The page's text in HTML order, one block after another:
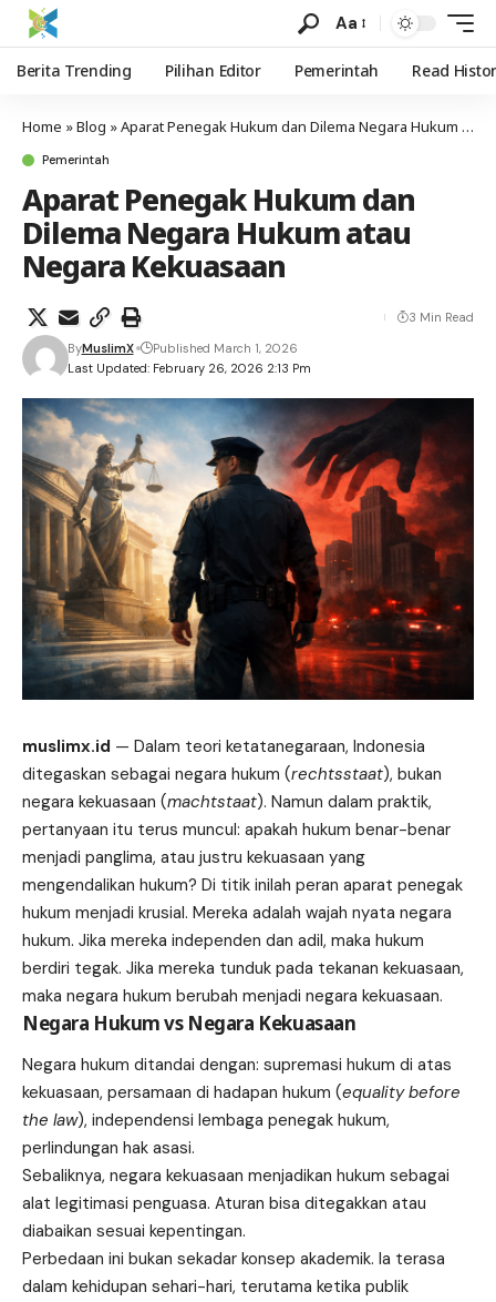
Aa
Berita Trending Pilihan Editor Pemerintah Read
Home »Blog »Aparat Penegak Hukum dan Dilema Negara Hukum atau Negara Kekuasaan
Pemerintah
Aparat Penegak Hukum dan
Dilema Negara Hukum atau
Negara Kekuasaan
Last Updated: February 26, 2026 2:13 Pm
ByMuslimX Published March 1, 2026
3 Min Read
muslimx.id — Dalam teori ketatanegaraan, Indonesia
ditegaskan sebagai negara hukum (rechtsstaat), bukan
negara kekuasaan (machtstaat). Namun dalam praktik,
pertanyaan itu terus muncul: apakah hukum benar-benar
menjadi panglima, atau justru kekuasaan yang
mengendalikan hukum? Di titik inilah peran aparat penegak
hukum menjadi krusial. Mereka adalah wajah nyata negara
hukum. Jika mereka independen dan adil, maka hukum
berdiri tegak. Jika mereka tunduk pada tekanan kekuasaan,
maka negara hukum berubah menjadi negara kekuasaan.
Negara Hukum vs Negara Kekuasaan
Negara hukum ditandai dengan: supremasi hukum di atas
kekuasaan, persamaan di hadapan hukum (equality before
the law), independensi lembaga penegak hukum,
perlindungan hak asasi.
Sebaliknya, negara kekuasaan menjadikan hukum sebagai
alat legitimasi penguasa. Aturan bisa ditegakkan atau
diabaikan sesuai kepentingan.
Perbedaan ini bukan sekadar konsep akademik. Ia terasa
dalam kehidupan sehari-hari, terutama ketika publik